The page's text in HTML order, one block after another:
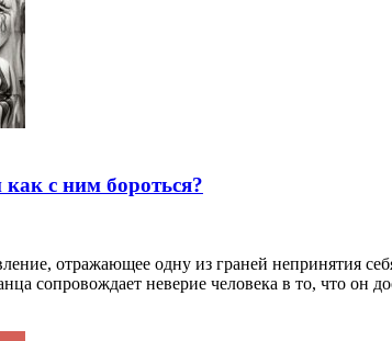
с ним бороться?
отражающее одну из граней непринятия
сопровождает неверие человека в то, что он